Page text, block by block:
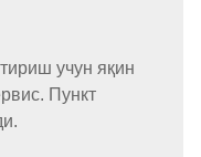
учун яқин
Пункт